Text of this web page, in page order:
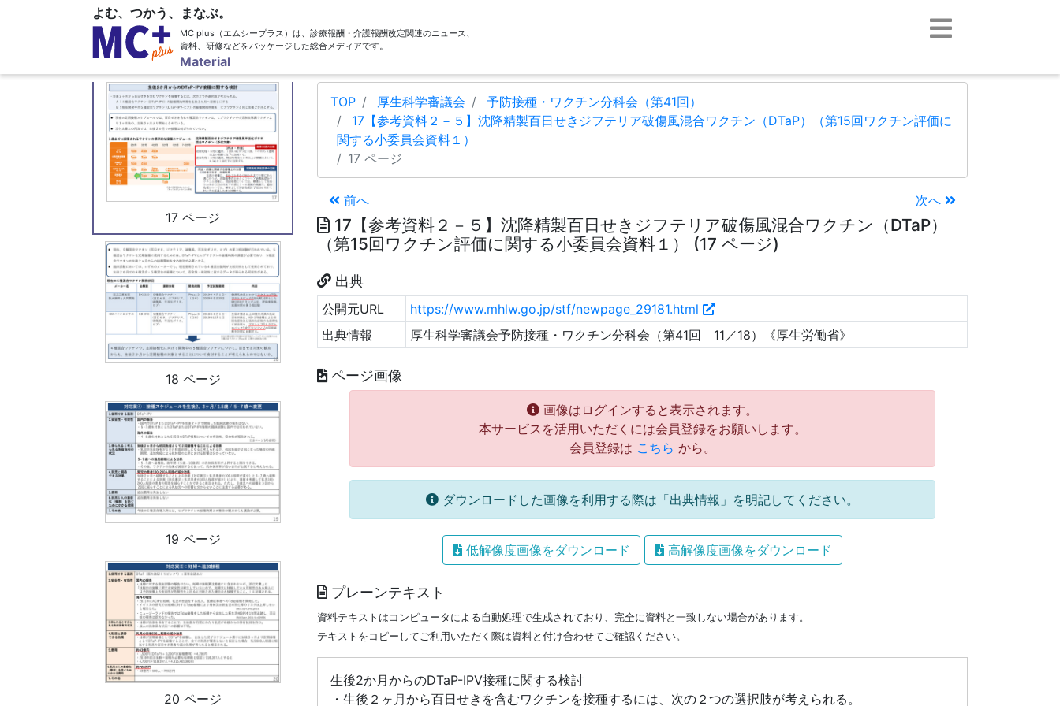
よむ、つかう、まなぶ。
MC plus（エムシープラス）は、診療報酬・介護報酬改定関連のニュース、
資料、研修などをパッケージした総合メディアです。
Material
16 ページ
17 ページ
18 ページ
19 ページ
20 ページ
TOP 厚生科学審議会
予防接種・ワクチン分科会（第41回）
17【参考資料２－５】沈降精製百日せきジフテリア破傷風混合ワクチン（DTaP）（第15回ワクチン評価に
関する小委員会資料１）
17 ページ
前へ 次へ
17【参考資料２－５】沈降精製百日せきジフテリア破傷風混合ワクチン（DTaP）
（第15回ワクチン評価に関する小委員会資料１） (17 ページ)
出典
公開元URL
https://www.mhlw.go.jp/stf/newpage_29181.html
出典情報
厚生科学審議会予防接種・ワクチン分科会（第41回 11／18）《厚生労働省》
ページ画像
画像はログインすると表示されます。
本サービスを活用いただくには会員登録をお願いします。
会員登録は こちら から。
ダウンロードした画像を利用する際は「出典情報」を明記してください。
低解像度画像をダウンロード 高解像度画像をダウンロード
プレーンテキスト
資料テキストはコンピュータによる自動処理で生成されており、完全に資料と一致しない場合があります。
テキストをコピーしてご利用いただく際は資料と付け合わせてご確認ください。
生後2か月からのDTaP-IPV接種に関する検討
・生後２ヶ月から百日せきを含むワクチンを接種するには、次の２つの選択肢が考えられる。